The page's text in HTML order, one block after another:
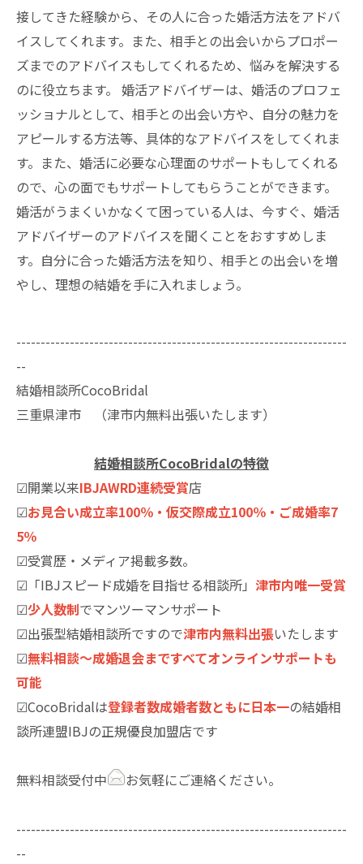
接してきた経験から、その人に合った婚活方法をアドバ
イスしてくれます。また、相手との出会いからプロポー
ズまでのアドバイスもしてくれるため、悩みを解決する
のに役立ちます。 婚活アドバイザーは、婚活のプロフェ
ッショナルとして、相手との出会い方や、自分の魅力を
アピールする方法等、具体的なアドバイスをしてくれま
す。また、婚活に必要な心理面のサポートもしてくれる
ので、心の面でもサポートしてもらうことができます。
婚活がうまくいかなくて困っている人は、今すぐ、婚活
アドバイザーのアドバイスを聞くことをおすすめしま
す。自分に合った婚活方法を知り、相手との出会いを増
やし、理想の結婚を手に入れましょう。
--------------------------------------------------------------------
--
結婚相談所CocoBridal
三重県津市 （津市内無料出張いたします）
結婚相談所CocoBridalの特徴
☑開業以来IBJAWRD連続受賞店
☑お見合い成立率100％・仮交際成立100％・ご成婚率7
5％
☑受賞歴・メディア掲載多数。
☑「IBJスピード成婚を目指せる相談所」 津市内唯一受賞
☑少人数制でマンツーマンサポート
☑出張型結婚相談所ですので津市内無料出張いたします
☑無料相談～成婚退会まですべてオンラインサポートも
可能
☑CocoBridalは登録者数成婚者数ともに日本一の結婚相
談所連盟IBJの正規優良加盟店です
無料相談受付中 お気軽にご連絡ください。
--------------------------------------------------------------------
--